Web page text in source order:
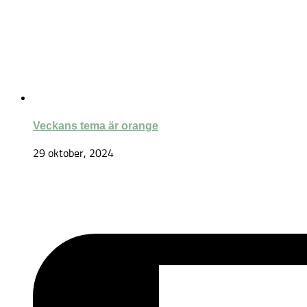
Veckans tema är orange
29 oktober, 2024